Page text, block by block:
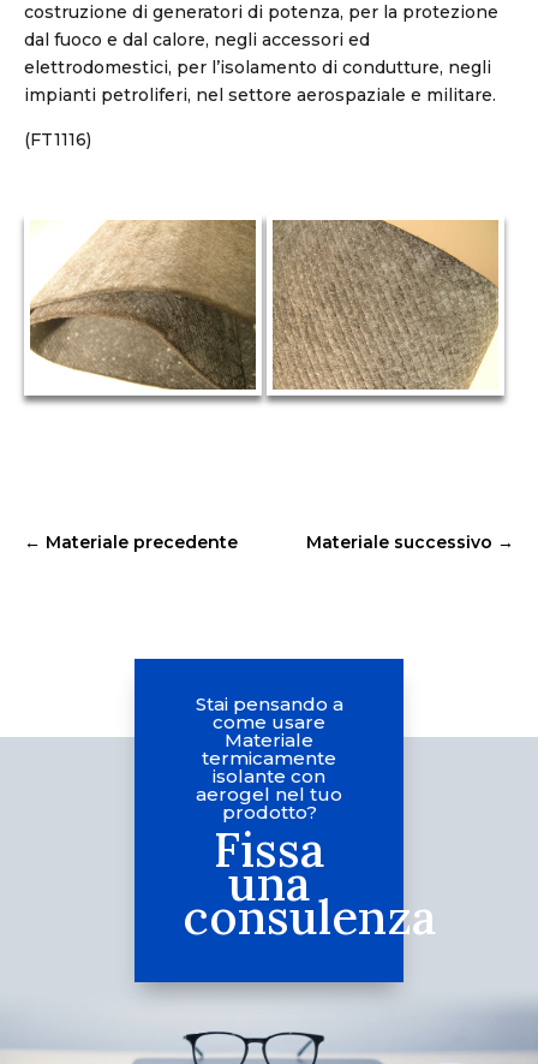
costruzione di generatori di potenza, per la protezione
dal fuoco e dal calore, negli accessori ed
elettrodomestici, per l’isolamento di condutture, negli
impianti petroliferi, nel settore aerospaziale e militare.
(FT1116)
← Materiale precedente Materiale successivo →
Stai pensando a
come usare
Materiale
termicamente
isolante con
aerogel nel tuo
prodotto?
Fissa
una
consulenza